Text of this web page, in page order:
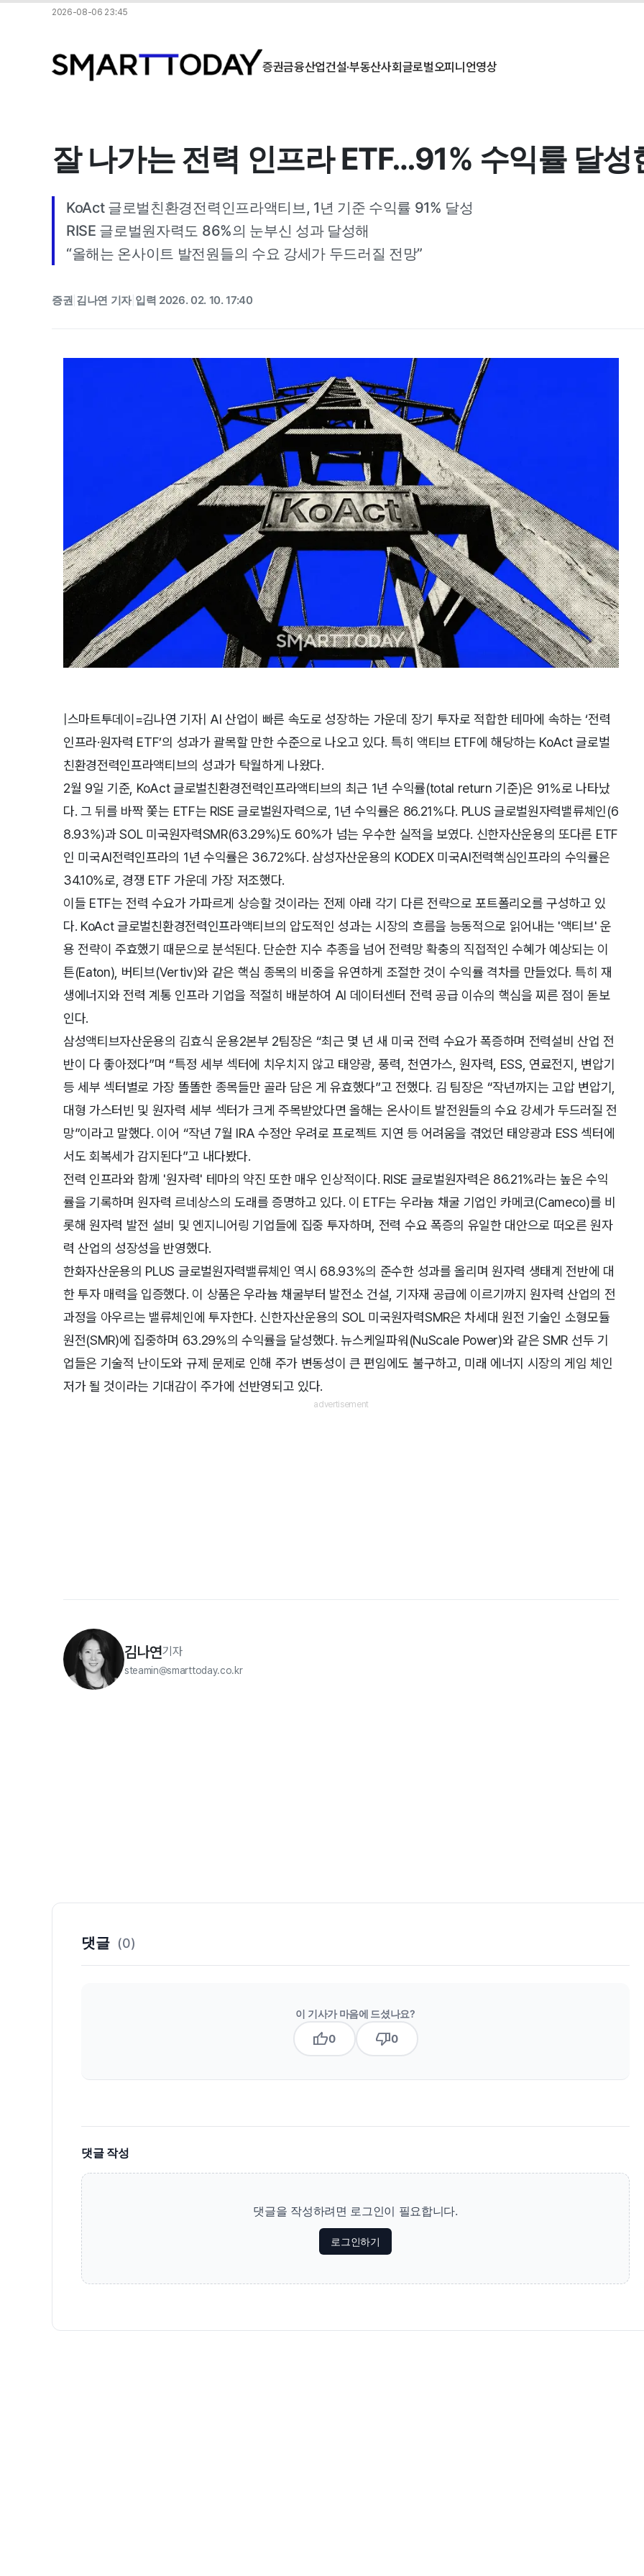
2026-08-06 23:45
증권금융산업건설·부동산사회글로벌오피니언영상
잘 나가는 전력 인프라 ETF…91% 수익률 달성
KoAct 글로벌친환경전력인프라액티브, 1년 기준 수익률 91% 달성
RISE 글로벌원자력도 86%의 눈부신 성과 달성해
“올해는 온사이트 발전원들의 수요 강세가 두드러질 전망”
증권 김나연 기자| 입력 2026. 02. 10. 17:40
|스마트투데이=김나연 기자| AI 산업이 빠른 속도로 성장하는 가운데 장기 투자로 적합한 테마에 속하는 ‘전력
인프라·원자력 ETF’의 성과가 괄목할 만한 수준으로 나오고 있다. 특히 액티브 ETF에 해당하는 KoAct 글로벌
친환경전력인프라액티브의 성과가 탁월하게 나왔다.
2월 9일 기준, KoAct 글로벌친환경전력인프라액티브의 최근 1년 수익률(total return 기준)은 91%로 나타났
다. 그 뒤를 바짝 쫓는 ETF는 RISE 글로벌원자력으로, 1년 수익률은 86.21%다. PLUS 글로벌원자력밸류체인(6
8.93%)과 SOL 미국원자력SMR(63.29%)도 60%가 넘는 우수한 실적을 보였다. 신한자산운용의 또다른 ETF
인 미국AI전력인프라의 1년 수익률은 36.72%다. 삼성자산운용의 KODEX 미국AI전력핵심인프라의 수익률은
34.10%로, 경쟁 ETF 가운데 가장 저조했다.
이들 ETF는 전력 수요가 가파르게 상승할 것이라는 전제 아래 각기 다른 전략으로 포트폴리오를 구성하고 있
다. KoAct 글로벌친환경전력인프라액티브의 압도적인 성과는 시장의 흐름을 능동적으로 읽어내는 '액티브' 운
용 전략이 주효했기 때문으로 분석된다. 단순한 지수 추종을 넘어 전력망 확충의 직접적인 수혜가 예상되는 이
튼(Eaton), 버티브(Vertiv)와 같은 핵심 종목의 비중을 유연하게 조절한 것이 수익률 격차를 만들었다. 특히 재
생에너지와 전력 계통 인프라 기업을 적절히 배분하여 AI 데이터센터 전력 공급 이슈의 핵심을 찌른 점이 돋보
인다.
삼성액티브자산운용의 김효식 운용2본부 2팀장은 “최근 몇 년 새 미국 전력 수요가 폭증하며 전력설비 산업 전
반이 다 좋아졌다”며 “특정 세부 섹터에 치우치지 않고 태양광, 풍력, 천연가스, 원자력, ESS, 연료전지, 변압기
등 세부 섹터별로 가장 똘똘한 종목들만 골라 담은 게 유효했다”고 전했다. 김 팀장은 “작년까지는 고압 변압기,
대형 가스터빈 및 원자력 세부 섹터가 크게 주목받았다면 올해는 온사이트 발전원들의 수요 강세가 두드러질 전
망”이라고 말했다. 이어 “작년 7월 IRA 수정안 우려로 프로젝트 지연 등 어려움을 겪었던 태양광과 ESS 섹터에
서도 회복세가 감지된다”고 내다봤다.
전력 인프라와 함께 '원자력' 테마의 약진 또한 매우 인상적이다. RISE 글로벌원자력은 86.21%라는 높은 수익
률을 기록하며 원자력 르네상스의 도래를 증명하고 있다. 이 ETF는 우라늄 채굴 기업인 카메코(Cameco)를 비
롯해 원자력 발전 설비 및 엔지니어링 기업들에 집중 투자하며, 전력 수요 폭증의 유일한 대안으로 떠오른 원자
력 산업의 성장성을 반영했다.
한화자산운용의 PLUS 글로벌원자력밸류체인 역시 68.93%의 준수한 성과를 올리며 원자력 생태계 전반에 대
한 투자 매력을 입증했다. 이 상품은 우라늄 채굴부터 발전소 건설, 기자재 공급에 이르기까지 원자력 산업의 전
과정을 아우르는 밸류체인에 투자한다. 신한자산운용의 SOL 미국원자력SMR은 차세대 원전 기술인 소형모듈
원전(SMR)에 집중하며 63.29%의 수익률을 달성했다. 뉴스케일파워(NuScale Power)와 같은 SMR 선두 기
업들은 기술적 난이도와 규제 문제로 인해 주가 변동성이 큰 편임에도 불구하고, 미래 에너지 시장의 게임 체인
저가 될 것이라는 기대감이 주가에 선반영되고 있다.
김나연기자
steamin@smarttoday.co.kr
댓글 (0)
이 기사가 마음에 드셨나요?
thumb_up0 thumb_down0
댓글 작성
댓글을 작성하려면 로그인이 필요합니다.
로그인하기